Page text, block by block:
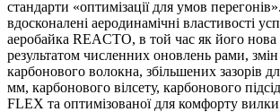
стандарти «оптимізації для умов
вдосконалені аеродинамічні властивості
аеробайка REACTO, в той час як його нова
результатом численних оновлень рами,
карбонового волокна, збільшених зазорів
мм, карбонового вілсету, карбонового
FLEX та оптимізованої для комфорту